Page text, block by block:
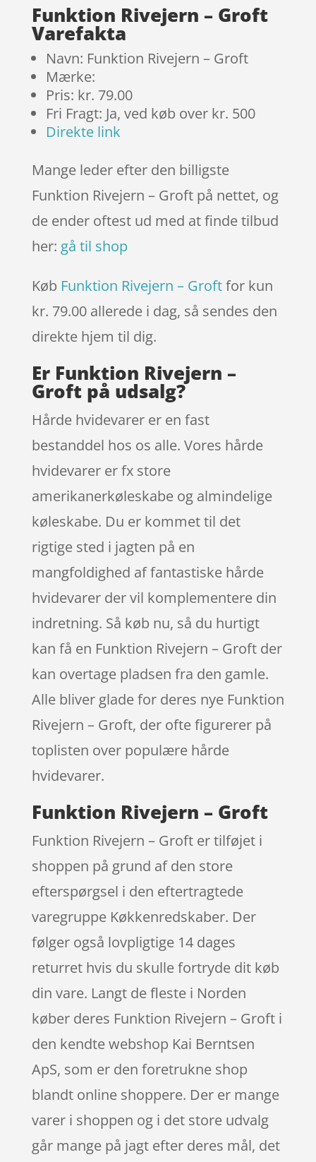
mmelser
Funktion Rivejern – Groft
Varefakta
Navn: Funktion Rivejern – Groft
Mærke:
Pris: kr. 79.00
Fri Fragt: Ja, ved køb over kr. 500
Direkte link
Mange leder efter den billigste
Funktion Rivejern – Groft på nettet, og
de ender oftest ud med at finde tilbud
her: gå til shop
Køb Funktion Rivejern – Groftfor kun
kr. 79.00 allerede i dag, så sendes den
direkte hjem til dig.
Er Funktion Rivejern –
Groft på udsalg?
Hårde hvidevarer er en fast
bestanddel hos os alle. Vores hårde
hvidevarer er fx store
amerikanerkøleskabe og almindelige
køleskabe. Du er kommet til det
rigtige sted i jagten på en
mangfoldighed af fantastiske hårde
hvidevarer der vil komplementere din
indretning. Så køb nu, så du hurtigt
kan få en Funktion Rivejern – Groft der
kan overtage pladsen fra den gamle.
Alle bliver glade for deres nye Funktion
Rivejern – Groft, der ofte figurerer på
toplisten over populære hårde
hvidevarer.
Funktion Rivejern – Groft
Funktion Rivejern – Groft er tilføjet i
shoppen på grund af den store
efterspørgsel i den eftertragtede
varegruppe Køkkenredskaber. Der
følger også lovpligtige 14 dages
returret hvis du skulle fortryde dit køb
din vare. Langt de fleste i Norden
køber deres Funktion Rivejern – Groft i
den kendte webshop Kai Berntsen
ApS, som er den foretrukne shop
blandt online shoppere. Der er mange
varer i shoppen og i det store udvalg
går mange på jagt efter deres mål, det